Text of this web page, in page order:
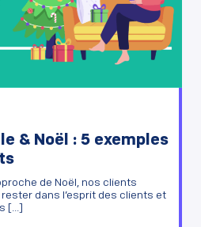
& Noël : 5 exemples
de Noël, nos clients
dans l’esprit des clients et
[...]